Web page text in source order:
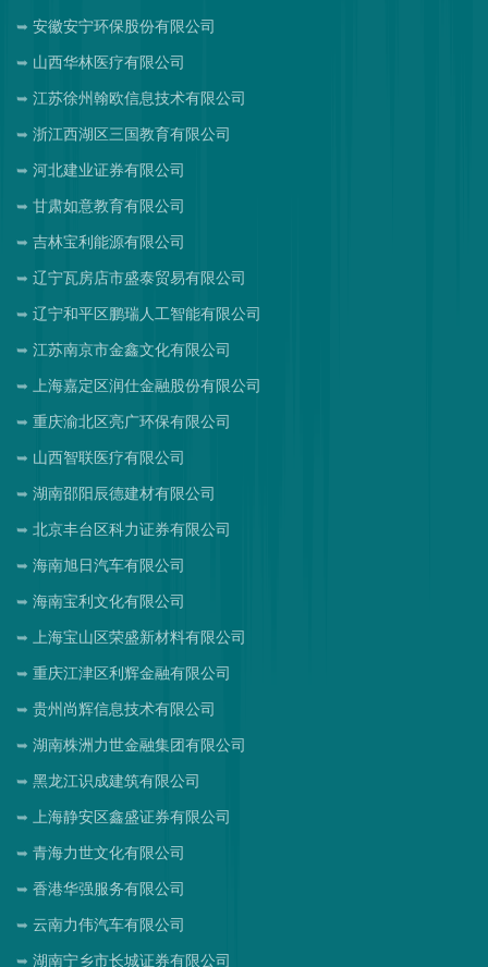
安徽安宁环保股份有限公司
山西华林医疗有限公司
江苏徐州翰欧信息技术有限公司
浙江西湖区三国教育有限公司
河北建业证券有限公司
甘肃如意教育有限公司
吉林宝利能源有限公司
辽宁瓦房店市盛泰贸易有限公司
辽宁和平区鹏瑞人工智能有限公司
江苏南京市金鑫文化有限公司
上海嘉定区润仕金融股份有限公司
重庆渝北区亮广环保有限公司
山西智联医疗有限公司
湖南邵阳辰德建材有限公司
北京丰台区科力证券有限公司
海南旭日汽车有限公司
海南宝利文化有限公司
上海宝山区荣盛新材料有限公司
重庆江津区利辉金融有限公司
贵州尚辉信息技术有限公司
湖南株洲力世金融集团有限公司
黑龙江识成建筑有限公司
上海静安区鑫盛证券有限公司
青海力世文化有限公司
香港华强服务有限公司
云南力伟汽车有限公司
湖南宁乡市长城证券有限公司